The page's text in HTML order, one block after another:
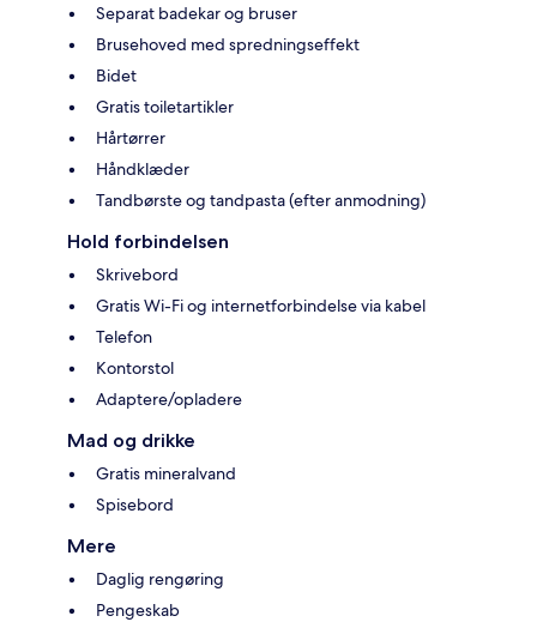
Separat badekar og bruser
Brusehoved med spredningseffekt
Bidet
Gratis toiletartikler
Hårtørrer
Håndklæder
Tandbørste og tandpasta (efter anmodning)
Hold forbindelsen
Skrivebord
Gratis Wi-Fi og internetforbindelse via kabel
Telefon
Kontorstol
Adaptere/opladere
Mad og drikke
Gratis mineralvand
Spisebord
Mere
Daglig rengøring
Pengeskab